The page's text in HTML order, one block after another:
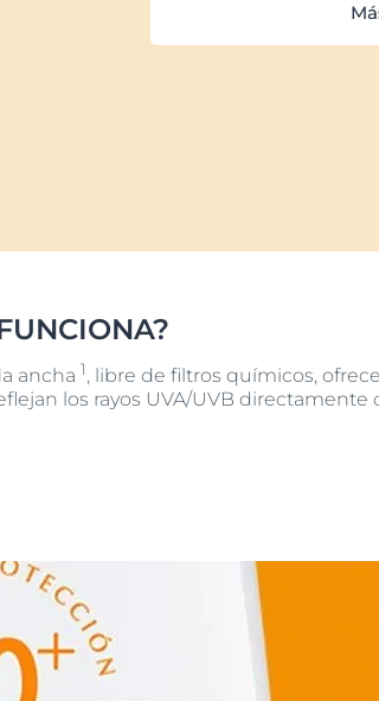
ancha 1, libre de filtros químicos,
los rayos UVA/UVB directamente